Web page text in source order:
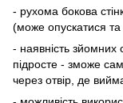
- рухома бокова
(може опускатися та
- наявність зйомних
підросте - зможе
через отвір, де